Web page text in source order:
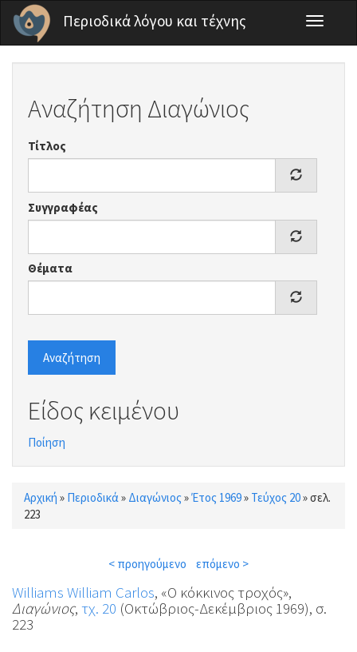
Παράκαμψη προς το κυρίως περιεχόμενο
Περιοδικά λόγου και τέχνης
Toggle
Αναζήτηση Διαγώνιος
Τίτλος
Συγγραφέας
Θέματα
Αναζήτηση
Είδος κειμένου
Ποίηση
Είστε εδώ
Αρχική » Περιοδικά » Διαγώνιος »Έτος 1969» Τεύχος 20»σελ.
223
< προηγούμενο επόμενο >
Williams William Carlos, «Ο κόκκινος τροχός»,
Διαγώνιος, τχ. 20 (Οκτώβριος-Δεκέμβριος 1969), σ.
223